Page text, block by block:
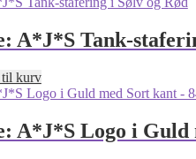
A*J*S Tank-
kurv
A*J*S Logo i Guld